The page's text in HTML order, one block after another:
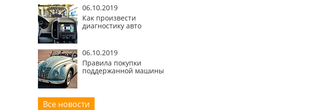
06.10.2019
Как произвести
диагностику авто
06.10.2019
Правила покупки
поддержанной машины
Все новости